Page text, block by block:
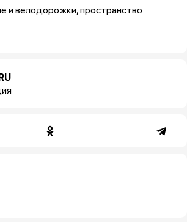
и велодорожки, пространство